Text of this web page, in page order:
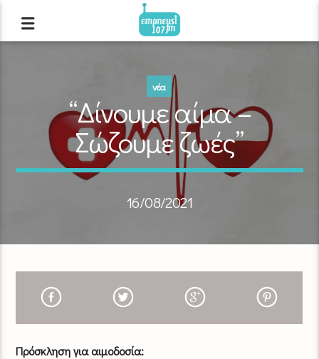
νέα
“Δίνουμε αίμα –
Σώζουμε ζωές”
16/08/2021
Πρόσκληση για αιμοδοσία: